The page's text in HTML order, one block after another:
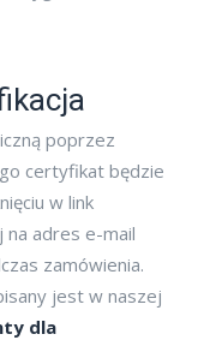
poprzez
certyfikat będzie
w link
na adres e-mail
zamówienia.
jest w naszej
dla